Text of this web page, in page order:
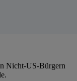
Nicht-US-Bürgern